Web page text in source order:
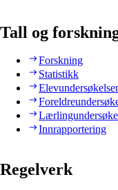
Tall og
Forskning
Statistikk
Innrapportering
Regelverk